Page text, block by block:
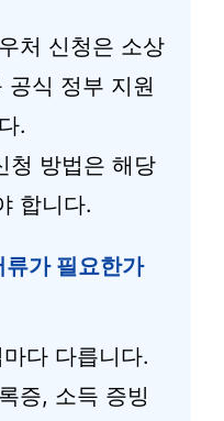
처 신청은 소상
식 정부 지원
.
청 방법은 해당
합니다.
가 필요한가
다 다릅니다.
증, 소득 증빙